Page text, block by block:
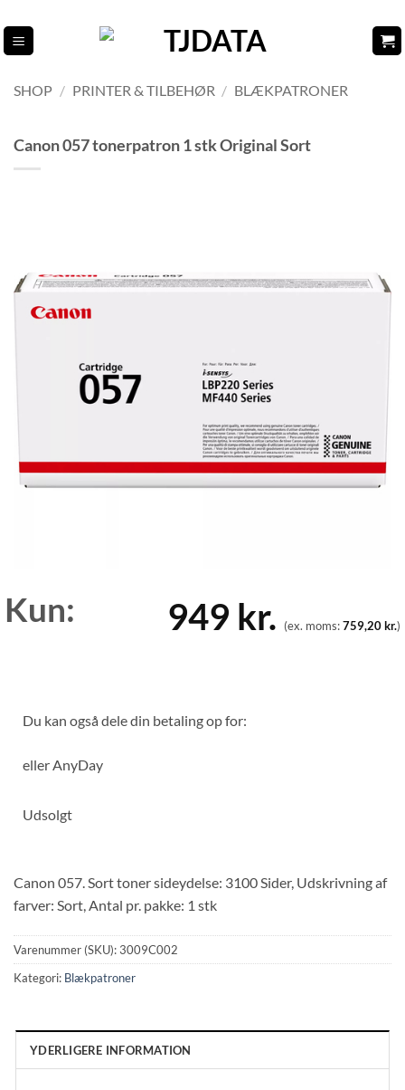
til
indhold
SHOP / PRINTER & TILBEHØR / BLÆKPATRONER
Canon 057 tonerpatron 1 stk Original Sort
Kun: 949 kr. (ex. moms:759,20kr.)
Du kan også dele din betaling op for:
eller AnyDay
Udsolgt
Canon 057. Sort toner sideydelse: 3100 Sider, Udskrivning af
farver: Sort, Antal pr. pakke: 1 stk
Varenummer (SKU):3009C002
Kategori: Blækpatroner
YDERLIGERE INFORMATION